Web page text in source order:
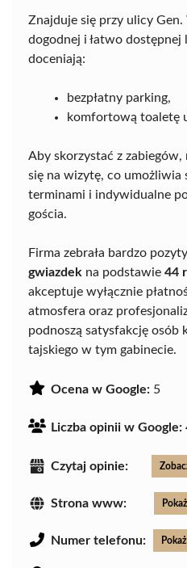
Znajduje się przy ulicy
dogodnej i łatwo dostępnej
doceniają:
bezpłatny parking,
komfortową toaletę
Aby skorzystać z
się na wizytę, co umożliwia
terminami i indywidualne
gościa.
Firma zebrała bardzo
gwiazdek na podstawie 44
akceptuje wyłącznie
atmosfera oraz
podnoszą satysfakcję osób
tajskiego w tym gabinecie.
Ocena w Google: 5
Liczba opinii w Google:
Czytaj opinie:
Strona www:
Numer telefonu: